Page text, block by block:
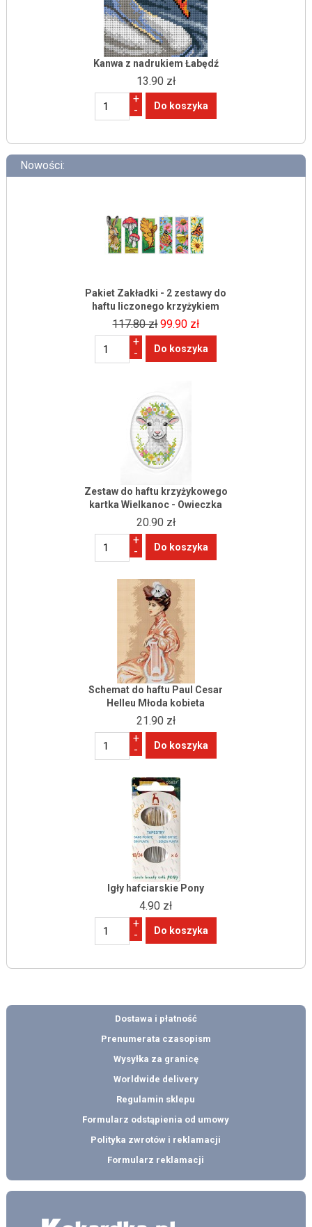
Kanwa z nadrukiem Łabędź
13.90 zł
+
-
Nowości:
Pakiet Zakładki - 2 zestawy do
haftu liczonego krzyżykiem
117.80 zł 99.90 zł
+
-
Zestaw do haftu krzyżykowego
kartka Wielkanoc - Owieczka
20.90 zł
+
-
Schemat do haftu Paul Cesar
Helleu Młoda kobieta
21.90 zł
+
-
Igły hafciarskie Pony
4.90 zł
+
-
Dostawa i płatność
Prenumerata czasopism
Wysyłka za granicę
Worldwide delivery
Regulamin sklepu
Formularz odstąpienia od umowy
Polityka zwrotów i reklamacji
Formularz reklamacji